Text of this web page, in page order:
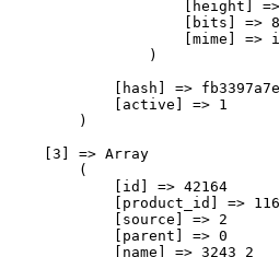
[height]
                    [bits] => 8
[mime] =>
                )
[hash] =>
            [active] => 1
        )
    [3] => Array
        (
            [id] => 42164
[product_id] =>
            [source] => 2
            [parent] => 0
            [name] => 3243_2